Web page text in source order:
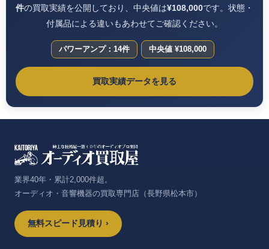
件の買取実績を公開しており、中央値は¥108,000です。状態・
付属品による違いもあわせてご確認ください。
パワーアンプ：14件 中央値 ¥108,000
買取実績データを見る
業界40年・累計2,000件超。
オーディオ・音響機器の買取専門店（長野県松本市）
無料スピード見積り ›